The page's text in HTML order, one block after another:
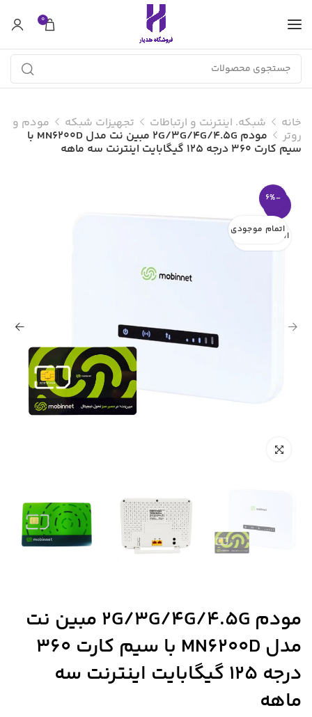
0
خانه شبکه. اینترنت و ارتباطات تجهیزات شبکه مودم و
روتر مودم 2G/3G/4G/4.5G مبین نت مدل MN6200D با
سیم کارت 360 درجه 125 گیگابایت اینترنت سه ماهه
-6%
اتمام موجودی
اتمام موجودی
مودم 2G/3G/4G/4.5G مبین نت
مدل MN6200D با سیم کارت 360
درجه 125 گیگابایت اینترنت سه
ماهه